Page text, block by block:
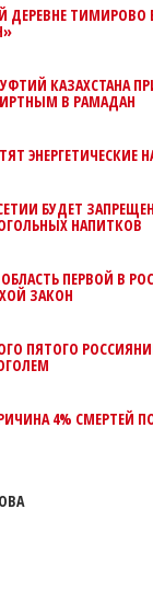
ДЕРЕВНЕ ТИМИРОВО
КАЗАХСТАНА
В РАМАДАН
ЭНЕРГЕТИЧЕСКИЕ
БУДЕТ
НАПИТКОВ
ПЕРВОЙ В
ЗАКОН
ПЯТОГО
4% СМЕРТЕЙ